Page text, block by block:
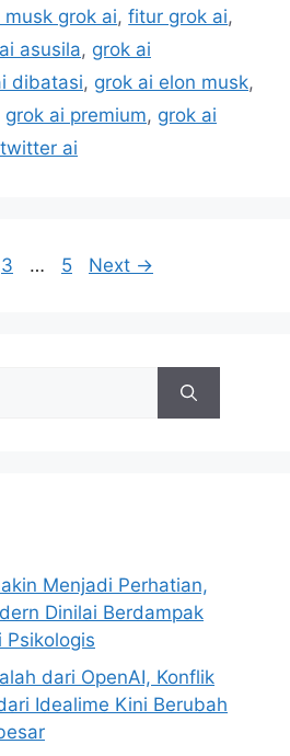
musk grok ai,fitur grok ai,
asusila, grok ai
dibatasi, grok ai elon musk,
grok ai premium, grok ai
ai
P
3 …
P
5 Next →
Menjadi Perhatian,
Dinilai Berdampak
Psikologis
dari OpenAI, Konflik
Idealime Kini Berubah